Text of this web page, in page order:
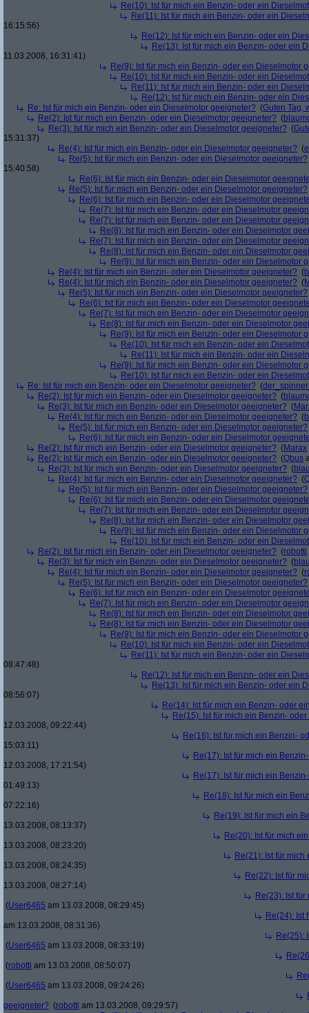
Re(10): Ist für mich ein Benzin- oder ein
Re(11): Ist für mich ein Benzin- oder ein
16:15:56)
Re(12): Ist für mich ein Benzin- oder ein
Re(13): Ist für mich ein Benzin- oder ein
11.03.2008, 16:31:41)
Re(9): Ist für mich ein Benzin- oder ein Dieselmotor
Re(10): Ist für mich ein Benzin- oder ein
Re(11): Ist für mich ein Benzin- oder ein
Re(12): Ist für mich ein Benzin- oder ein
Re: Ist für mich ein Benzin- oder ein Dieselmotor geeigneter? (Guten Tag,
Re(2): Ist für mich ein Benzin- oder ein Dieselmotor geeigneter? (
Re(3): Ist für mich ein Benzin- oder ein Dieselmotor geeigneter? (
15:31:37)
Re(4): Ist für mich ein Benzin- oder ein Dieselmotor geeigneter? (
Re(5): Ist für mich ein Benzin- oder ein Dieselmotor geeigneter?
15:40:58)
Re(6): Ist für mich ein Benzin- oder ein Dieselmotor
Re(5): Ist für mich ein Benzin- oder ein Dieselmotor geeigneter?
Re(6): Ist für mich ein Benzin- oder ein Dieselmotor
Re(7): Ist für mich ein Benzin- oder ein Dieselmotor
Re(7): Ist für mich ein Benzin- oder ein Dieselmotor
Re(8): Ist für mich ein Benzin- oder ein Dieselmotor
Re(7): Ist für mich ein Benzin- oder ein Dieselmotor
Re(8): Ist für mich ein Benzin- oder ein Dieselmotor
Re(9): Ist für mich ein Benzin- oder ein Dieselmotor
Re(4): Ist für mich ein Benzin- oder ein Dieselmotor geeigneter? (
Re(4): Ist für mich ein Benzin- oder ein Dieselmotor geeigneter? (
Re(5): Ist für mich ein Benzin- oder ein Dieselmotor geeigneter?
Re(6): Ist für mich ein Benzin- oder ein Dieselmotor
Re(7): Ist für mich ein Benzin- oder ein Dieselmotor
Re(8): Ist für mich ein Benzin- oder ein Dieselmotor
Re(9): Ist für mich ein Benzin- oder ein Dieselmotor
Re(10): Ist für mich ein Benzin- oder ein
Re(11): Ist für mich ein Benzin- oder ein
Re(9): Ist für mich ein Benzin- oder ein Dieselmotor
Re(10): Ist für mich ein Benzin- oder ein
Re: Ist für mich ein Benzin- oder ein Dieselmotor geeigneter? (
Re(2): Ist für mich ein Benzin- oder ein Dieselmotor geeigneter? (
Re(3): Ist für mich ein Benzin- oder ein Dieselmotor geeigneter? (
Re(4): Ist für mich ein Benzin- oder ein Dieselmotor geeigneter? (
Re(5): Ist für mich ein Benzin- oder ein Dieselmotor geeigneter?
Re(6): Ist für mich ein Benzin- oder ein Dieselmotor
Re(2): Ist für mich ein Benzin- oder ein Dieselmotor geeigneter? (Marax
Re(2): Ist für mich ein Benzin- oder ein Dieselmotor geeigneter? (Qbus
Re(3): Ist für mich ein Benzin- oder ein Dieselmotor geeigneter? (
Re(4): Ist für mich ein Benzin- oder ein Dieselmotor geeigneter? (
Re(5): Ist für mich ein Benzin- oder ein Dieselmotor geeigneter?
Re(6): Ist für mich ein Benzin- oder ein Dieselmotor
Re(7): Ist für mich ein Benzin- oder ein Dieselmotor
Re(8): Ist für mich ein Benzin- oder ein Dieselmotor
Re(9): Ist für mich ein Benzin- oder ein Dieselmotor
Re(10): Ist für mich ein Benzin- oder ein
Re(2): Ist für mich ein Benzin- oder ein Dieselmotor geeigneter? (robotti
Re(3): Ist für mich ein Benzin- oder ein Dieselmotor geeigneter? (
Re(4): Ist für mich ein Benzin- oder ein Dieselmotor geeigneter? (
Re(5): Ist für mich ein Benzin- oder ein Dieselmotor geeigneter?
Re(6): Ist für mich ein Benzin- oder ein Dieselmotor
Re(7): Ist für mich ein Benzin- oder ein Dieselmotor
Re(8): Ist für mich ein Benzin- oder ein Dieselmotor
Re(8): Ist für mich ein Benzin- oder ein Dieselmotor
Re(9): Ist für mich ein Benzin- oder ein Dieselmotor
Re(10): Ist für mich ein Benzin- oder ein
Re(11): Ist für mich ein Benzin- oder ein
08:47:48)
Re(12): Ist für mich ein Benzin- oder ein
Re(13): Ist für mich ein Benzin- oder ein
08:56:07)
Re(14): Ist für mich ein Benzin- oder
Re(15): Ist für mich ein Benzin-
12.03.2008, 09:22:44)
Re(16): Ist für mich ein Benzin-
15:03:11)
Re(17): Ist für mich ein
12.03.2008, 17:21:54)
Re(17): Ist für mich ein
01:49:13)
Re(18): Ist für mich ein
07:22:16)
Re(19): Ist für mich ein
13.03.2008, 08:13:37)
Re(20): Ist für mich
13.03.2008, 08:23:20)
Re(21): Ist für
13.03.2008, 08:24:35)
Re(22): Ist für
13.03.2008, 08:27:14)
Re(23): Ist
(User6465 am 13.03.2008, 08:29:45)
Re(24): Ist
am 13.03.2008, 08:31:36)
Re(25):
(User6465 am 13.03.2008, 08:33:19)
(robotti am 13.03.2008, 08:50:07)
(User6465 am 13.03.2008, 09:24:26)
geeigneter? (robotti am 13.03.2008, 09:29:57)